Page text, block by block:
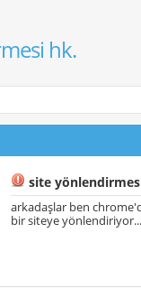
hk.
site
arkadaşlar ben
bir siteye